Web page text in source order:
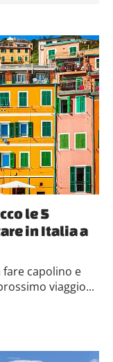
le 5
in Italia a
fare capolino e
viaggio...